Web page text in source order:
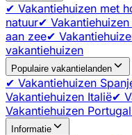
✔ Vakantiehuizen met
natuur✔
aan zee✔
vakantiehuizen
Populaire vakantielanden
✔ Vakantiehuizen
Vakantiehuizen Italië✔
Vakantiehuizen Portugal
Informatie